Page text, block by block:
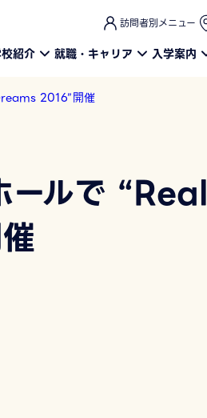
このページの本文へ
訪問者別メニュー
紹介 就職・キャリア 入学案内
2016”開催
ールで “Real